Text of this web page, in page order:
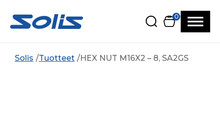
0
Solis Tuotteet HEX NUT M16X2 – 8, SA2GS